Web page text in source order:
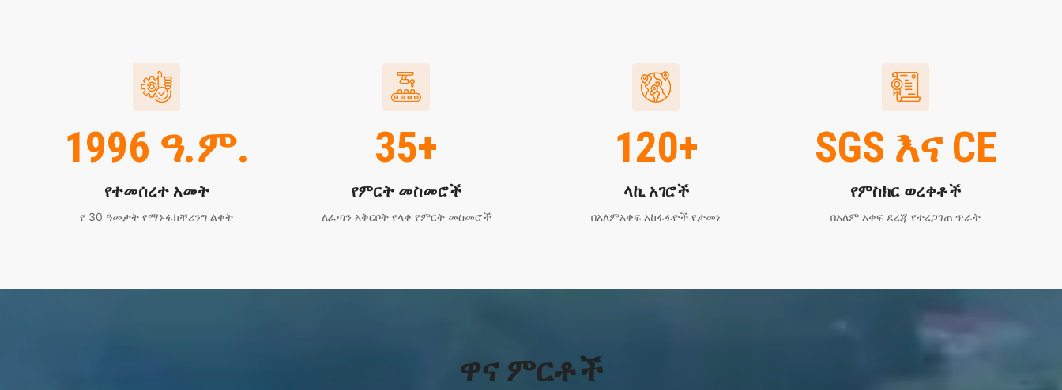
1996 ዓ.ም.
የተመሰረተ አመት
የ 30 ዓመታት የማኑፋክቸሪንግ ልቀት
35+
የምርት መስመሮች
ለፈጣን አቅርቦት የላቀ የምርት መስመሮች
120+
ላኪ አገሮች
በአለምአቀፍ አከፋፋዮች የታመነ
SGS እና CE
የምስክር ወረቀቶች
በአለም አቀፍ ደረጃ የተረጋገጠ ጥራት
ዋና ምርቶች